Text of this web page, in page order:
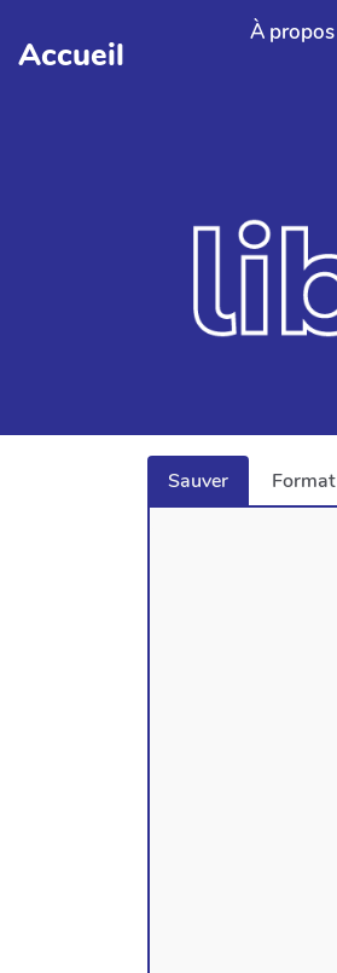
Aller au contenu principal
Accueil
À propos
Sauver Format